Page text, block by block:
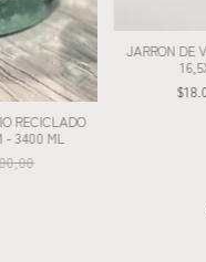
RECICLADO
- 3400 ML
JARRON DE